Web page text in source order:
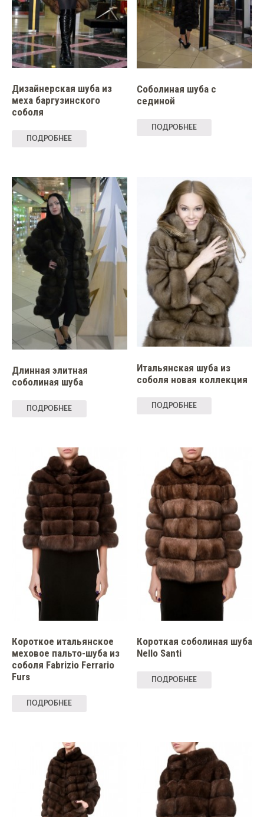
Дизайнерская шуба из
меха баргузинского
соболя
ПОДРОБНЕЕ
Соболиная шуба с
сединой
ПОДРОБНЕЕ
Длинная элитная
соболиная шуба
ПОДРОБНЕЕ
Итальянская шуба из
соболя новая коллекция
ПОДРОБНЕЕ
Короткое итальянское
меховое пальто-шуба из
соболя Fabrizio Ferrario
Furs
ПОДРОБНЕЕ
Короткая соболиная шуба
Nello Santi
ПОДРОБНЕЕ